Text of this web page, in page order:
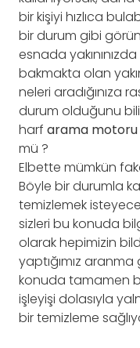
bir kişiyi hızlıca
bir durum gibi
esnada
bakmakta olan
neleri aradığınıza
durum olduğunu
harf arama motoru
mü ?
Elbette mümkün
Böyle bir durumla
temizlemek
sizleri bu konuda
olarak hepimizin
yaptığımız
konuda tamamen
işleyişi dolasıyla
bir temizleme